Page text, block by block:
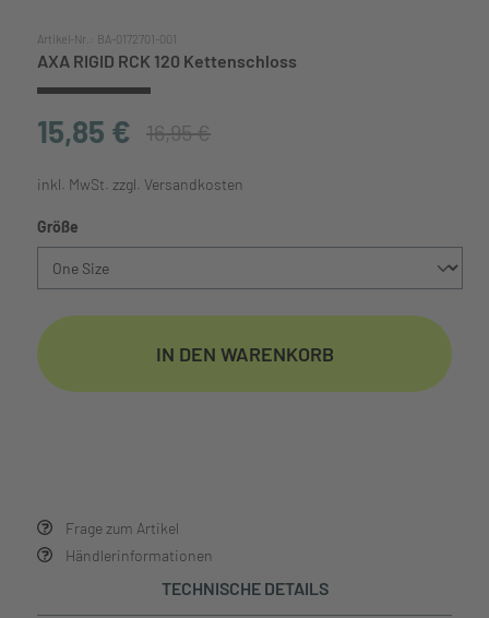
Artikel-Nr.: BA-0172701-001
AXA RIGID RCK 120 Kettenschloss
15,85 € 16,95 €
inkl. MwSt. zzgl. Versandkosten
Frage zum Artikel
Händlerinformationen
Größe
IN DEN WARENKORB
TECHNISCHE DETAILS